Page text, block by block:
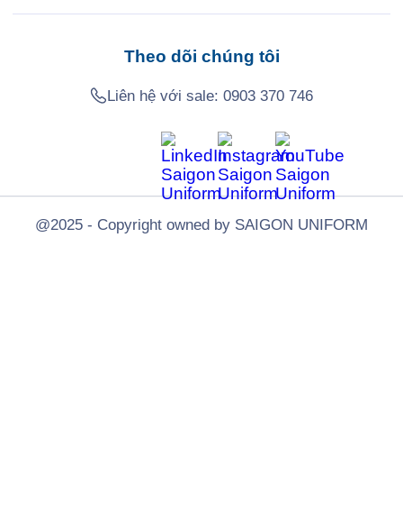
Theo dõi chúng tôi
Liên hệ với sale:0903 370 746
@2025 - Copyright owned by SAIGON UNIFORM